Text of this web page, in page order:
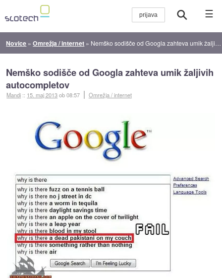
☰
Novice »Omrežja / internet » Nemško sodišče od Googla zahteva umik žaljivih autocompletov
Nemško sodišče od Googla zahteva umik žaljivih
autocompletov
Mandi :: 15. maj 2013ob 08:57 Omrežja / internet